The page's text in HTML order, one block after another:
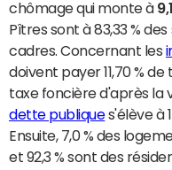
chômage qui monte à
Pîtres sont à 83,33 %
cadres. Concernant les
doivent payer 11,70 %
taxe foncière d'après la
dette publiques'élève à
Ensuite, 7,0 % des
et 92,3 % sont des